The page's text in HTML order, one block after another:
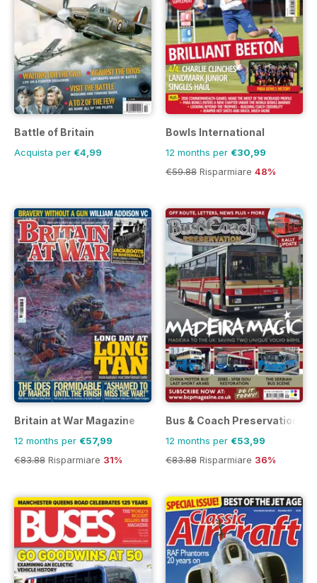
Battle of Britain
Acquista per €4,99
Bowls International
12 months per €30,99
€59.88 Risparmiare 48%
Britain at War Magazine
12 months per €57,99
€83.88 Risparmiare 31%
Bus & Coach Preservation
12 months per €53,99
€83.88 Risparmiare 36%